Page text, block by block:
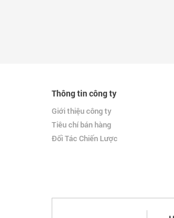
Thông tin công ty
Giới thiệu công ty
Tiêu chí bán hàng
Đối Tác Chiến Lược